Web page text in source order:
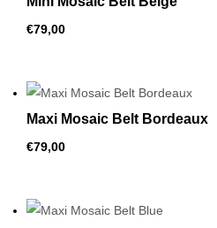
€79,00
Maxi Mosaic Belt Bordeaux
€79,00